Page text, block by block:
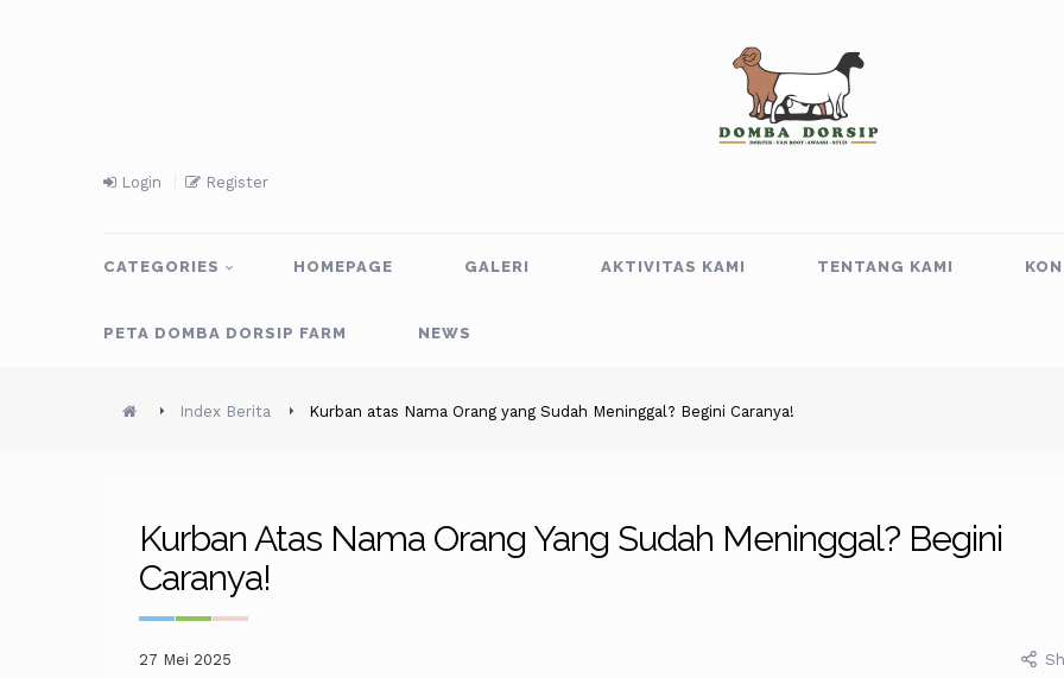
Login Register
CATEGORIES HOMEPAGE GALERI AKTIVITAS KAMI TENTANG KAMI
PETA DOMBA DORSIP FARM NEWS
Index Berita Kurban atas Nama Orang yang Sudah Meninggal? Begini Caranya!
Kurban Atas Nama Orang Yang Sudah Meninggal? Begini
Caranya!
27 Mei 2025